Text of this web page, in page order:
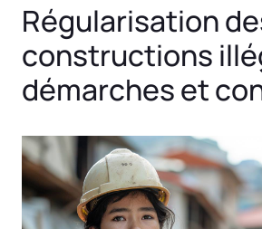
Régularisation
constructions
démarches et